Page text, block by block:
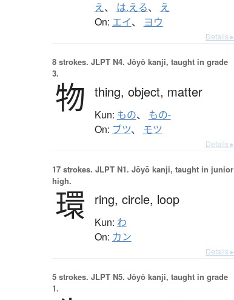
え、 は.える、 え
On: エイ、 ヨウ
Details ▸
8 strokes. JLPT N4. Jōyō kanji, taught in grade
3.
物 thing, object, matter
Kun: もの、 もの-
On: ブツ、 モツ
Details ▸
17 strokes. JLPT N1. Jōyō kanji, taught in junior
high.
環 ring, circle, loop
Kun: わ
On: カン
Details ▸
5 strokes. JLPT N5. Jōyō kanji, taught in grade
1.